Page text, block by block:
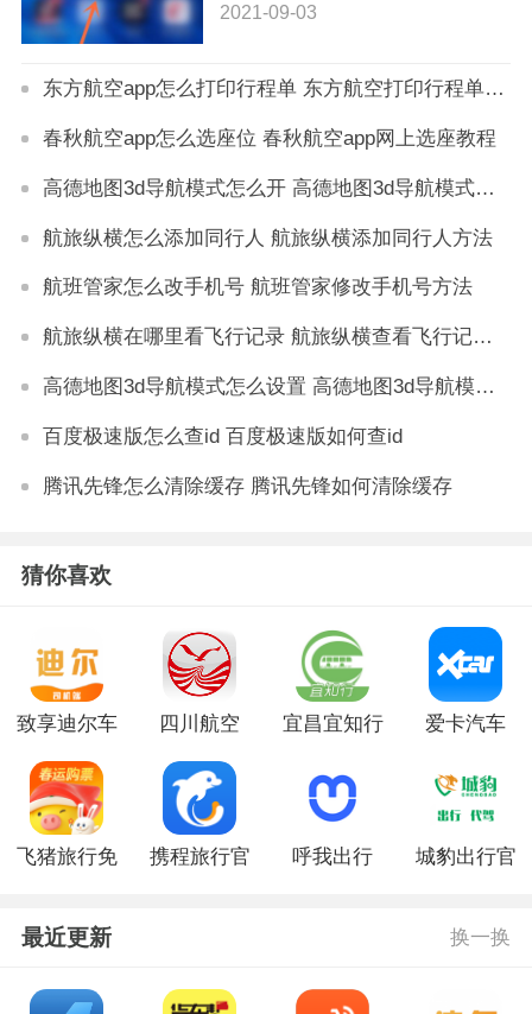
2021-09-03
东方航空app怎么打印行程单 东方航空打印行程单教程
春秋航空app怎么选座位 春秋航空app网上选座教程
高德地图3d导航模式怎么开 高德地图3d导航模式开启方法
航旅纵横怎么添加同行人 航旅纵横添加同行人方法
航班管家怎么改手机号 航班管家修改手机号方法
航旅纵横在哪里看飞行记录 航旅纵横查看飞行记录方法
高德地图3d导航模式怎么设置 高德地图3d导航模式开启方法
百度极速版怎么查id 百度极速版如何查id
腾讯先锋怎么清除缓存 腾讯先锋如何清除缓存
猜你喜欢
致享迪尔车
四川航空
宜昌宜知行
爱卡汽车
飞猪旅行免
携程旅行官
呼我出行
城豹出行官
最近更新 换一换